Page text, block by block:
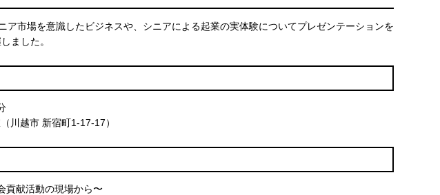
ア市場を意識したビジネスや、シニアによる起業の実体験についてプレゼンテーションを
ました。
越市 新宿町1-17-17）
貢献活動の現場から〜